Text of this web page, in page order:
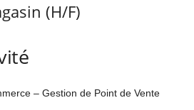
(H/F)
– Gestion de Point de Vente